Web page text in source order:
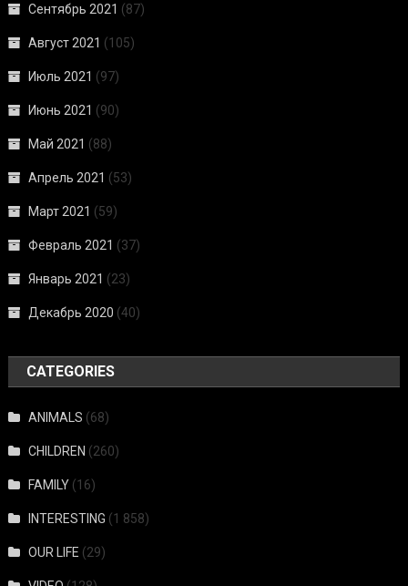
Сентябрь 2021 (87)
Август 2021 (105)
Июль 2021 (97)
Июнь 2021 (90)
Май 2021 (88)
Апрель 2021 (53)
Март 2021 (59)
Февраль 2021 (37)
Январь 2021 (23)
Декабрь 2020 (40)
CATEGORIES
ANIMALS (68)
CHILDREN (260)
FAMILY (16)
INTERESTING (1 858)
OUR LIFE (29)